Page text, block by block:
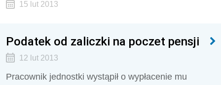
15 lut 2013
Podatek od zaliczki na poczet pensji
12 lut 2013
Pracownik jednostki wystąpił o wypłacenie mu